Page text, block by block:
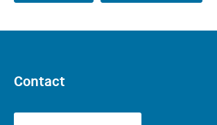
Contact